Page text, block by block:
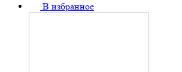
В избранное